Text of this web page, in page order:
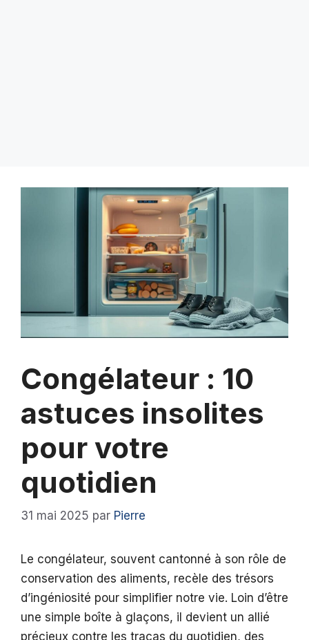
Congélateur : 10
astuces insolites
pour votre
quotidien
31 mai 2025 par Pierre
Le congélateur, souvent cantonné à son rôle de
conservation des aliments, recèle des trésors
d’ingéniosité pour simplifier notre vie. Loin d’être
une simple boîte à glaçons, il devient un allié
précieux contre les tracas du quotidien, des